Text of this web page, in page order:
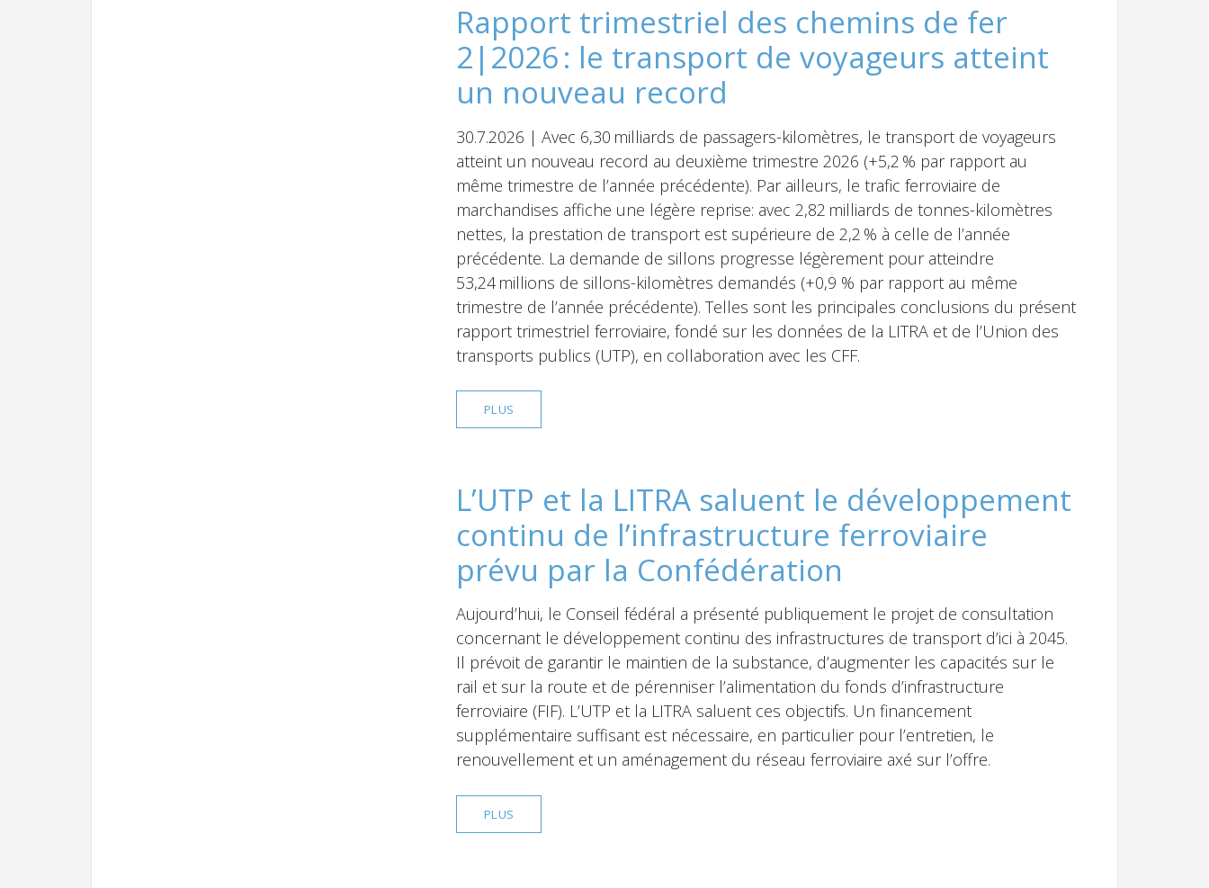
Rapport trimestriel des chemins de fer
2|2026 : le transport de voyageurs atteint
un nouveau record
30.7.2026 | Avec 6,30 milliards de passagers-kilomètres, le transport de voyageurs
atteint un nouveau record au deuxième trimestre 2026 (+5,2 % par rapport au
même trimestre de l’année précédente). Par ailleurs, le trafic ferroviaire de
marchandises affiche une légère reprise: avec 2,82 milliards de tonnes-kilomètres
nettes, la prestation de transport est supérieure de 2,2 % à celle de l’année
précédente. La demande de sillons progresse légèrement pour atteindre
53,24 millions de sillons-kilomètres demandés (+0,9 % par rapport au même
trimestre de l’année précédente). Telles sont les principales conclusions du présent
rapport trimestriel ferroviaire, fondé sur les données de la LITRA et de l’Union des
transports publics (UTP), en collaboration avec les CFF.
PLUS
L’UTP et la LITRA saluent le développement
continu de l’infrastructure ferroviaire
prévu par la Confédération
Aujourd’hui, le Conseil fédéral a présenté publiquement le projet de consultation
concernant le développement continu des infrastructures de transport d’ici à 2045.
Il prévoit de garantir le maintien de la substance, d’augmenter les capacités sur le
rail et sur la route et de pérenniser l’alimentation du fonds d’infrastructure
ferroviaire (FIF). L’UTP et la LITRA saluent ces objectifs. Un financement
supplémentaire suffisant est nécessaire, en particulier pour l’entretien, le
renouvellement et un aménagement du réseau ferroviaire axé sur l’offre.
PLUS